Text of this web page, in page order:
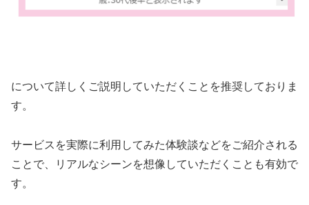
について詳しくご説明していただくことを推奨しておりま
す。
サービスを実際に利用してみた体験談などをご紹介される
ことで、リアルなシーンを想像していただくことも有効で
す。